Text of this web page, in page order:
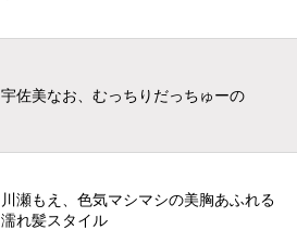
宇佐美なお、むっちりだっちゅーの
川瀬もえ、色気マシマシの美胸あふれる
濡れ髪スタイル